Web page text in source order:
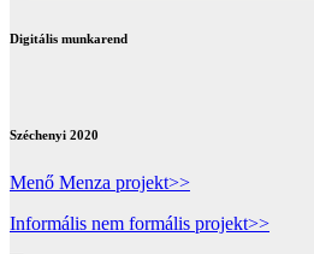
Digitális munkarend
Széchenyi 2020
Menő Menza projekt>>
Informális nem formális projekt>>